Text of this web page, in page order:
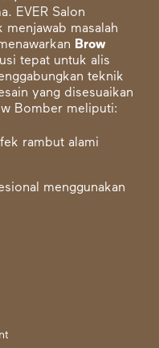
EVER Salon
masalah
Brow
tepat untuk alis
teknik
yang disesuaikan
Bomber meliputi:
rambut alami
menggunakan